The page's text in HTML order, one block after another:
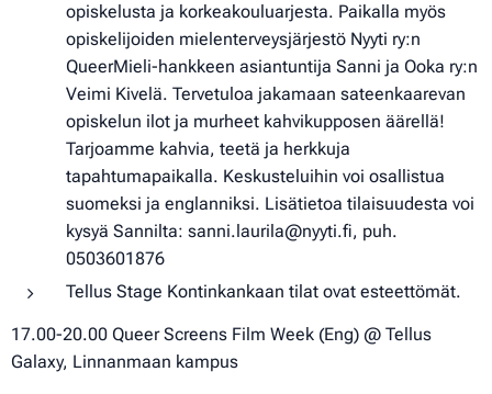
opiskelusta ja korkeakouluarjesta. Paikalla myös
opiskelijoiden mielenterveysjärjestö Nyyti ry:n
QueerMieli-hankkeen asiantuntija Sanni ja Ooka ry:n
Veimi Kivelä. Tervetuloa jakamaan sateenkaarevan
opiskelun ilot ja murheet kahvikupposen äärellä!
Tarjoamme kahvia, teetä ja herkkuja
tapahtumapaikalla. Keskusteluihin voi osallistua
suomeksi ja englanniksi. Lisätietoa tilaisuudesta voi
kysyä Sannilta: sanni.laurila@nyyti.fi, puh.
0503601876
Tellus Stage Kontinkankaan tilat ovat esteettömät.
17.00-20.00 Queer Screens Film Week (Eng) @ Tellus
Galaxy, Linnanmaan kampus